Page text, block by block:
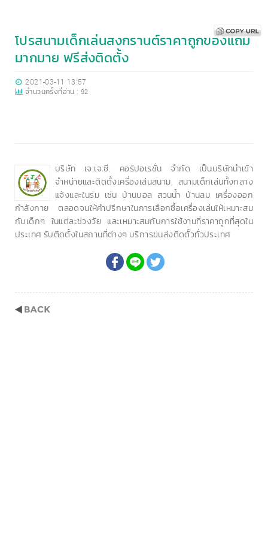
โปรสนามเด็กเล่นสงกรานต์ราคาถูกของแถม
มากมาย ฟรีส่งติดตั้ง
2021-03-11 13:57
จำนวนครั้งที่อ่าน : 92
บริษัท เจ.เจ.ซี. คอร์ปอเรชั่น จำกัด เป็นบริษัทนำเข้า
จำหน่ายและติดตั้งเครื่องเล่นสนาม, สนามเด็กเล่นทั้งกลาง
แจ้งและในร่ม เช่น บ้านบอล สวนน้ำ บ้านลม เครื่องออก
กำลังกาย ตลอดจนให้คำปรึกษาในการเลือกซื้อเครื่องเล่นให้เหมาะสม
กับเด็กๆ ในแต่ละช่วงวัย และเหมาะสมกับการใช้งานที่ราคาถูกที่สุดใน
ประเทศ รับติดตั้งในสถานที่ต่างๆ บริการขนส่งติดตั้วทั่วประเทศ